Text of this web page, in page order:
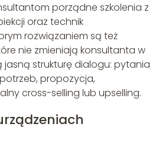
porządne szkolenia z
oraz technik
rozwiązaniem są też
nie zmieniają konsultanta w
jasną strukturę dialogu: pytania
propozycja,
cross-selling lub upselling.